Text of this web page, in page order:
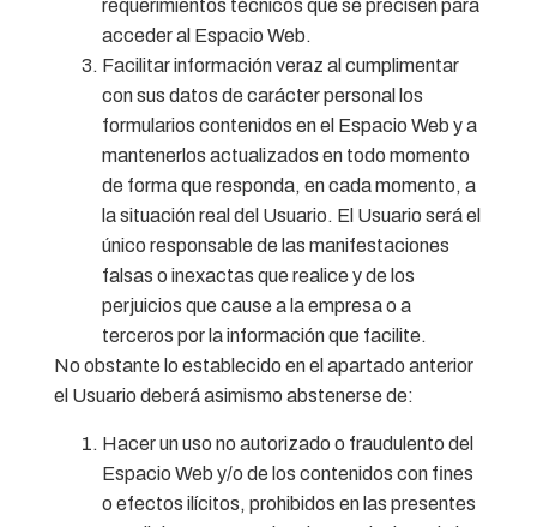
requerimientos técnicos que se precisen para
acceder al Espacio Web.
Facilitar información veraz al cumplimentar
con sus datos de carácter personal los
formularios contenidos en el Espacio Web y a
mantenerlos actualizados en todo momento
de forma que responda, en cada momento, a
la situación real del Usuario. El Usuario será el
único responsable de las manifestaciones
falsas o inexactas que realice y de los
perjuicios que cause a la empresa o a
terceros por la información que facilite.
No obstante lo establecido en el apartado anterior
el Usuario deberá asimismo abstenerse de:
Hacer un uso no autorizado o fraudulento del
Espacio Web y/o de los contenidos con fines
o efectos ilícitos, prohibidos en las presentes